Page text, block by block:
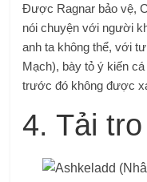
Được Ragnar bảo vệ,
nói chuyện với người
anh ta không thể, với
Mạch), bày tỏ ý kiến
trước đó không được
4. Tải tro